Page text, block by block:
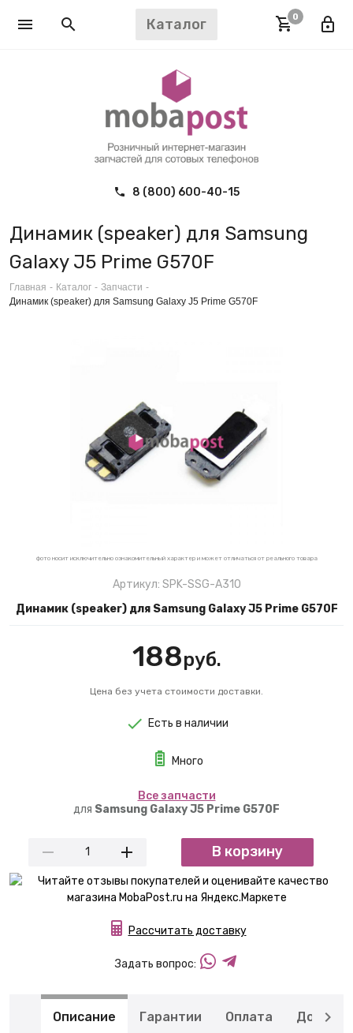
Каталог 0
8 (800) 600-40-15
Динамик (speaker) для Samsung
Galaxy J5 Prime G570F
Главная - Каталог - Запчасти -
Динамик (speaker) для Samsung Galaxy J5 Prime G570F
фото носит исключительно ознакомительный характер и может отличаться от реального товара
Артикул: SPK-SSG-A310
Динамик (speaker) для Samsung Galaxy J5 Prime G570F
188руб.
Цена без учета стоимости доставки.
Есть в наличии
Много
Вcе запчасти
для Samsung Galaxy J5 Prime G570F
В корзину
Рассчитать доставку
Задать вопрос:
Описание Гарантии Оплата